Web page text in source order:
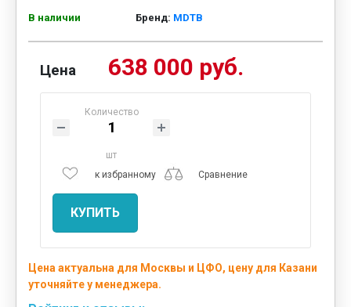
В наличии Бренд: MDTB
Цена 638 000 руб.
Количество
шт
к избранному
Сравнение
КУПИТЬ
Цена актуальна для Москвы и ЦФО, цену для Казани
уточняйте у менеджера.